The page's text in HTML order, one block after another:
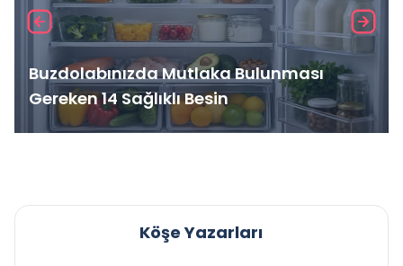
Buzdolabınızda Mutlaka Bulunması
Gereken 14 Sağlıklı Besin
Köşe Yazarları